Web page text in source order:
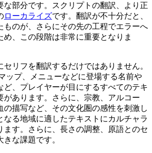
な部分です。スクリプトの翻訳、より正
ローカライズです。翻訳が不十分だと、
ものが、さらにその先の工程でエラーへ
め、この段階は非常に重要となりま
セリフを翻訳するだけではありません。
ップ、メニューなどに登場する名前や
ど、プレイヤーが目にするすべてのテキ
があります。さらに、宗教、アルコー
の描写など、その文化圏の感性を刺激し
なる地域に適したテキストにカルチャラ
ます。さらに、長さの調整、原語とのセ
きな課題です。